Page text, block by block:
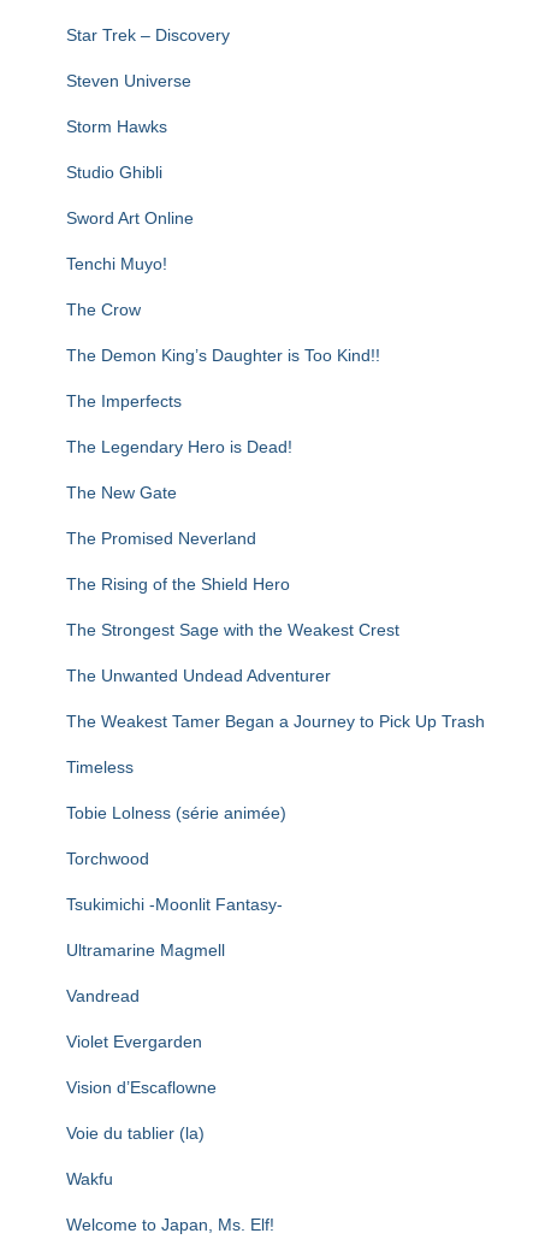
Star Trek – Discovery
Steven Universe
Storm Hawks
Studio Ghibli
Sword Art Online
Tenchi Muyo!
The Crow
The Demon King’s Daughter is Too Kind!!
The Imperfects
The Legendary Hero is Dead!
The New Gate
The Promised Neverland
The Rising of the Shield Hero
The Strongest Sage with the Weakest Crest
The Unwanted Undead Adventurer
The Weakest Tamer Began a Journey to Pick Up Trash
Timeless
Tobie Lolness (série animée)
Torchwood
Tsukimichi -Moonlit Fantasy-
Ultramarine Magmell
Vandread
Violet Evergarden
Vision d’Escaflowne
Voie du tablier (la)
Wakfu
Welcome to Japan, Ms. Elf!